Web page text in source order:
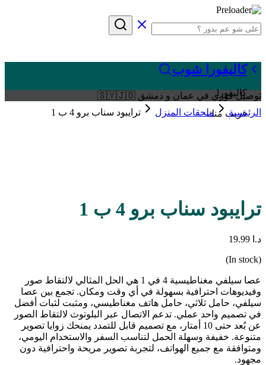
كاليفورا شوب
كاليفورا
قريب منك
توصيل فوري في عمان و دمشق 🇸🇾🇯🇴
الرئيسية
ملحقات المنزل ترايبود سناب برو 4 ب 1
ترايبود سناب برو 4 ب 1
د.ا
(In stock)
عصا سيلفي مغناطيسية 4 في 1 هي الحل المثالي لالتقاط صور
وفيديوهات احترافية بسهولة في أي وقت ومكان. تجمع بين عصا
سيلفي، حامل ثلاثي، حامل هاتف مغناطيسي، ومثبت لثبات أفضل
في تصميم واحد عملي. تدعم الاتصال عبر البلوتوث لالتقاط الصور
عن بُعد حتى 10 أمتار، مع تصميم قابل للتمدد يمنحك زوايا تصوير
متنوعة. خفيفة وسهلة الحمل لتناسب السفر والاستخدام اليومي،
ومتوافقة مع جميع الهواتف، لتجربة تصوير مريحة واحترافية دون
مجهود.